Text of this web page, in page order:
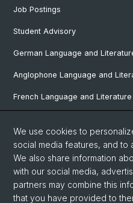
Job Postings
Student Advisory
German Language and
Anglophone Language and
French Language and Literature
Italian Language and Literature
Nordic Studies
Eastern European Studies
We use cookies to
social media features, and
We also share information
with our social media,
partners may combine this
that you have provided to